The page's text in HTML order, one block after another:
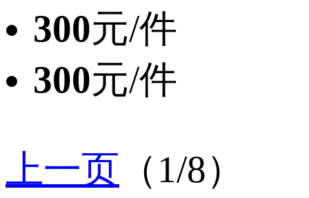
300元/件
300元/件
上一页 （1/8）